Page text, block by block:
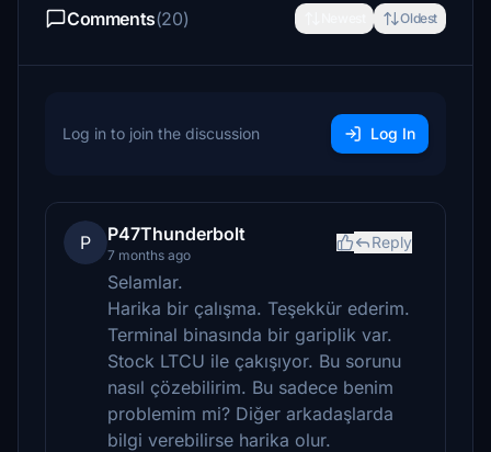
Comments(20) Oldest
Log in to join the discussion Log In
P P47Thunderbolt
7 months ago
Reply
Selamlar.
Harika bir çalışma. Teşekkür ederim.
Terminal binasında bir gariplik var.
Stock LTCU ile çakışıyor. Bu sorunu
nasıl çözebilirim. Bu sadece benim
problemim mi? Diğer arkadaşlarda
bilgi verebilirse harika olur.